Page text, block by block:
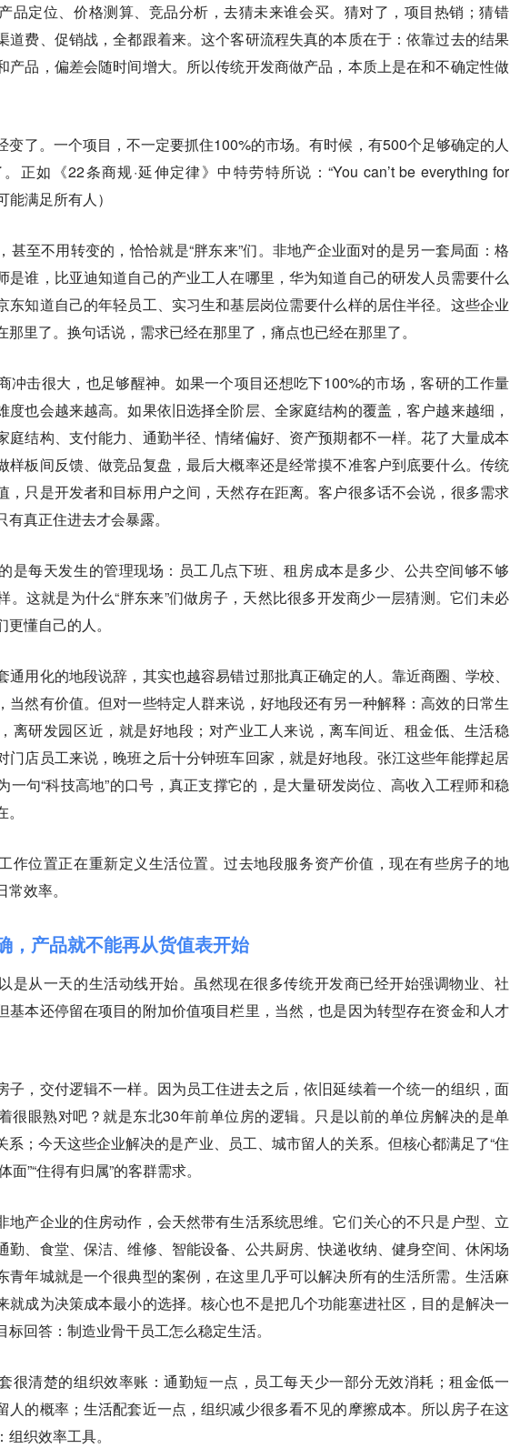
品定位、价格测算、竞品分析，去猜未来谁会买。猜对了，项目热销；猜错
道费、促销战，全都跟着来。这个客研流程失真的本质在于：依靠过去的结果
产品，偏差会随时间增大。所以传统开发商做产品，本质上是在和不确定性做
变了。一个项目，不一定要抓住100%的市场。有时候，有500个足够确定的人
正如《22条商规·延伸定律》中特劳特所说：“You can’t be everything for
能满足所有人）
甚至不用转变的，恰恰就是“胖东来”们。非地产企业面对的是另一套局面：格
是谁，比亚迪知道自己的产业工人在哪里，华为知道自己的研发人员需要什么
东知道自己的年轻员工、实习生和基层岗位需要什么样的居住半径。这些企业
那里了。换句话说，需求已经在那里了，痛点也已经在那里了。
冲击很大，也足够醒神。如果一个项目还想吃下100%的市场，客研的工作量
度也会越来越高。如果依旧选择全阶层、全家庭结构的覆盖，客户越来越细，
庭结构、支付能力、通勤半径、情绪偏好、资产预期都不一样。花了大量成本
样板间反馈、做竞品复盘，最后大概率还是经常摸不准客户到底要什么。传统
，只是开发者和目标用户之间，天然存在距离。客户很多话不会说，很多需求
真正住进去才会暴露。
是每天发生的管理现场：员工几点下班、租房成本是多少、公共空间够不够
。这就是为什么“胖东来”们做房子，天然比很多开发商少一层猜测。它们未必
懂自己的人。
通用化的地段说辞，其实也越容易错过那批真正确定的人。靠近商圈、学校、
当然有价值。但对一些特定人群来说，好地段还有另一种解释：高效的日常生
离研发园区近，就是好地段；对产业工人来说，离车间近、租金低、生活稳
门店员工来说，晚班之后十分钟班车回家，就是好地段。张江这些年能撑起居
一句“科技高地”的口号，真正支撑它的，是大量研发岗位、高收入工程师和稳
作位置正在重新定义生活位置。过去地段服务资产价值，现在有些房子的地
效率。
，产品就不能再从货值表开始
是从一天的生活动线开始。虽然现在很多传统开发商已经开始强调物业、社
基本还停留在项目的附加价值项目栏里，当然，也是因为转型存在资金和人才
子，交付逻辑不一样。因为员工住进去之后，依旧延续着一个统一的组织，面
很眼熟对吧？就是东北30年前单位房的逻辑。只是以前的单位房解决的是单
系；今天这些企业解决的是产业、员工、城市留人的关系。但核心都满足了“住
面”“住得有归属”的客群需求。
地产企业的住房动作，会天然带有生活系统思维。它们关心的不只是户型、立
勤、食堂、保洁、维修、智能设备、公共厨房、快递收纳、健身空间、休闲场
青年城就是一个很典型的案例，在这里几乎可以解决所有的生活所需。生活麻
就成为决策成本最小的选择。核心也不是把几个功能塞进社区，目的是解决一
回答：制造业骨干员工怎么稳定生活。
很清楚的组织效率账：通勤短一点，员工每天少一部分无效消耗；租金低一
人的概率；生活配套近一点，组织减少很多看不见的摩擦成本。所以房子在这
织效率工具。